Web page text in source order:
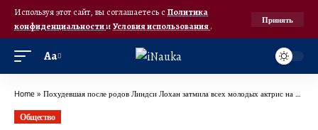
Используя этот сайт, вы соглашаетесь с Политика
конфиденциальностииУсловия использования.
Принять
Аа
Home » Похудевшая после родов Линдси Лохан затмила всех молодых актрис на премьере новых «Дрянных девчонок»
Общество